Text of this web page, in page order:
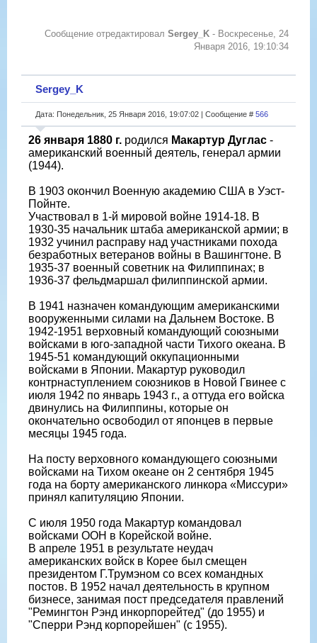
Сообщение отредактировал Sergey_K - Воскресенье, 24
Января 2016, 19:10:34
Sergey_K
Дата: Понедельник, 25 Января 2016, 19:07:02 | Сообщение # 566
26 января 1880 г. родился Макартур Дуглас -
американский военный деятель, генерал армии
(1944).
В 1903 окончил Военную академию США в Уэст-
Пойнте.
Участвовал в 1-й мировой войне 1914-18. В
1930-35 начальник штаба американской армии; в
1932 учинил расправу над участниками похода
безработных ветеранов войны в Вашингтоне. В
1935-37 военный советник на Филиппинах; в
1936-37 фельдмаршал филиппинской армии.
В 1941 назначен командующим американскими
вооруженными силами на Дальнем Востоке. В
1942-1951 верховный командующий союзными
войсками в юго-западной части Тихого океана. В
1945-51 командующий оккупационными
войсками в Японии. Макартур руководил
контрнаступлением союзников в Новой Гвинее с
июля 1942 по январь 1943 г., а оттуда его войска
двинулись на Филиппины, которые он
окончательно освободил от японцев в первые
месяцы 1945 года.
На посту верховного командующего союзными
войсками на Тихом океане он 2 сентября 1945
года на борту американского линкора «Миссури»
принял капитуляцию Японии.
С июля 1950 года Макартур командовал
войсками ООН в Корейской войне.
В апреле 1951 в результате неудач
американских войск в Корее был смещен
президентом Г.Трумэном со всех командных
постов. В 1952 начал деятельность в крупном
бизнесе, занимая пост председателя правлений
"Ремингтон Рэнд инкорпорейтед" (до 1955) и
"Сперри Рэнд корпорейшен" (с 1955).